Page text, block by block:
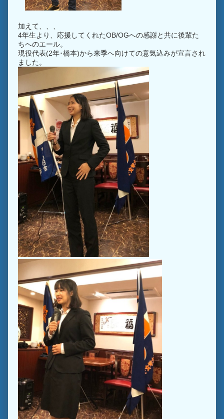
加えて、、、
4年生より、応援してくれたOB/OGへの感謝と共に後輩た
ちへのエール。
現役代表(2年･橋本)から来季へ向けての意気込みが宣言され
ました。